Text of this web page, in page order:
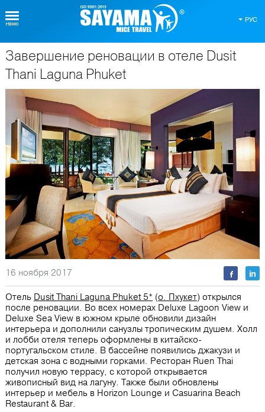
РУС
О Таиланде
Завершение реновации в отеле Dusit
Thani Laguna Phuket
16 ноября 2017
Отель Dusit Thani Laguna Phuket 5* (о. Пхукет) открылся
после реновации. Во всех номерах Deluxe Lagoon View и
Deluxe Sea View в южном крыле обновили дизайн
интерьера и дополнили санузлы тропическим душем. Холл
и лобби отеля теперь оформлены в китайско-
португальском стиле. В бассейне появились джакузи и
детская зона с водными горками. Ресторан Ruen Thai
получил новую террасу, с которой открывается
живописный вид на лагуну. Также были обновлены
интерьер и мебель в Horizon Lounge и Casuarina Beach
Restaurant & Bar.